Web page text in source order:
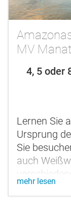
MV
4, 5 oder
Lernen Sie
Ursprung
Sie
auch
anderem
mehr lesen